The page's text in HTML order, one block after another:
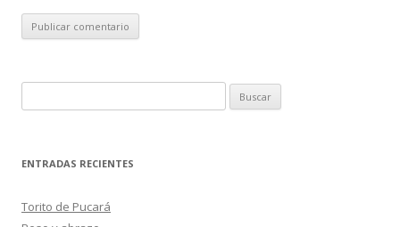
u
c
r
:
ENTRADAS RECIENTES
Torito de Pucará